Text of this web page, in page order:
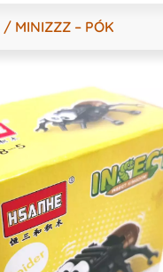
/ MINIZZZ – PÓK